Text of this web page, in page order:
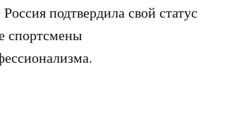
подтвердила свой статус
спортсмены